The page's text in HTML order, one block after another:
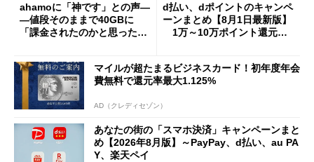
ahamoに「神です」との声―
―値段そのままで40GBに
「課金されたのかと思った」
d払い、dポイントのキャンペ
ーンまとめ【8月1日最新版】
1万～10万ポイント還元の
マイルが超たまるビジネスカード！初年度年会
費無料で還元率最大1.125%
AD（クレディセゾン）
あなたの街の「スマホ決済」キャンペーンまと
め【2026年8月版】～PayPay、d払い、au PA
Y、楽天ペイ